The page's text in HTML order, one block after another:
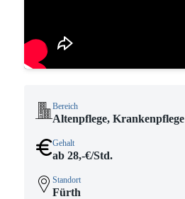
Bereich
Altenpflege, Krankenpflege
Gehalt
ab 28,-€/Std.
Standort
Fürth